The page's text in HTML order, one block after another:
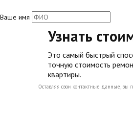
Ваше имя
Узнать
Это самый быстрый
точную стоимость
квартиры.
Оставляя свои контактные данные, вы